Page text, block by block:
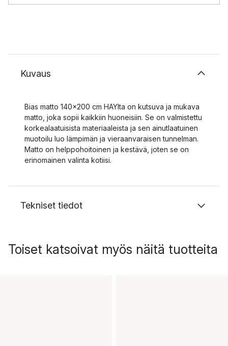
Kuvaus
Bias matto 140x200 cm HAYlta on kutsuva ja mukava
matto, joka sopii kaikkiin huoneisiin. Se on valmistettu
korkealaatuisista materiaaleista ja sen ainutlaatuinen
muotoilu luo lämpimän ja vieraanvaraisen tunnelman.
Matto on helppohoitoinen ja kestävä, joten se on
erinomainen valinta kotiisi.
Tekniset tiedot
Toiset katsoivat myös näitä tuotteita